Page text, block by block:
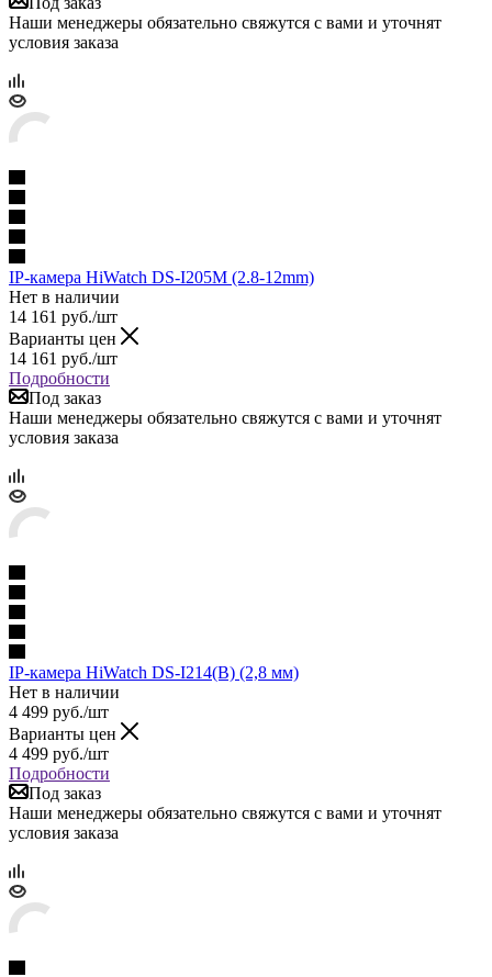
Наши менеджеры обязательно свяжутся с вами и уточнят
условия заказа
IP-камера HiWatch DS-I205M (2.8-12mm)
Нет в наличии
14 161 руб./шт
Варианты цен
14 161 руб./шт
Подробности
Под заказ
Наши менеджеры обязательно свяжутся с вами и уточнят
условия заказа
IP-камера HiWatch DS-I214(B) (2,8 мм)
Нет в наличии
4 499 руб./шт
Варианты цен
4 499 руб./шт
Подробности
Под заказ
Наши менеджеры обязательно свяжутся с вами и уточнят
условия заказа